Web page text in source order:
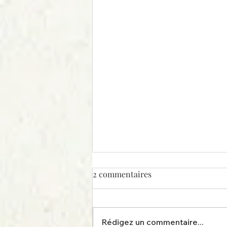
2 commentaires
Rédigez un commentaire...